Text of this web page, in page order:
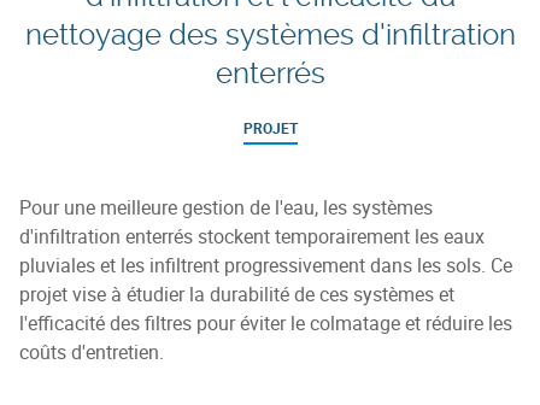
nettoyage des systèmes d'infiltration
enterrés
PROJET
Pour une meilleure gestion de l'eau, les systèmes
d'infiltration enterrés stockent temporairement les eaux
pluviales et les infiltrent progressivement dans les sols. Ce
projet vise à étudier la durabilité de ces systèmes et
l'efficacité des filtres pour éviter le colmatage et réduire les
coûts d'entretien.